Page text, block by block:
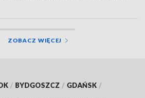
ZOBACZ WIĘCEJ
/ BYDGOSZCZ / GDAŃSK /